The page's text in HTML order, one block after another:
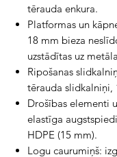
tērauda enkura.
Platformas un
18 mm bieza
uzstādītas uz
Ripošanas
tērauda slidkalniņi,
Drošības elementi
elastīga
HDPE (15 mm).
Logu caurumiņš: